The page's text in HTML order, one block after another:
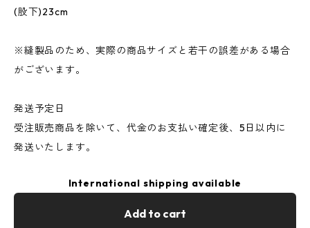
(股下)23cm
※縫製品のため、実際の商品サイズと若干の誤差がある場合
がございます。
発送予定日
受注販売商品を除いて、代金のお支払い確定後、5日以内に
発送いたします。
International shipping available
Add to cart